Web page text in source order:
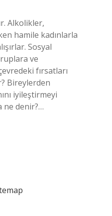
Alkolikler,
hamile kadınlarla
Sosyal
ve
fırsatları
Bireylerden
iyileştirmeyi
ne denir?…